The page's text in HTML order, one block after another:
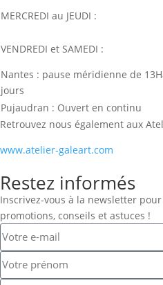
MERCREDI au JEUDI :
VENDREDI et SAMEDI :
Nantes : pause méridienne de
jours
Pujaudran : Ouvert en continu
Retrouvez nous également aux
www.atelier-galeart.com
Restez informés
Inscrivez-vous à la newsletter
promotions, conseils et astuces !